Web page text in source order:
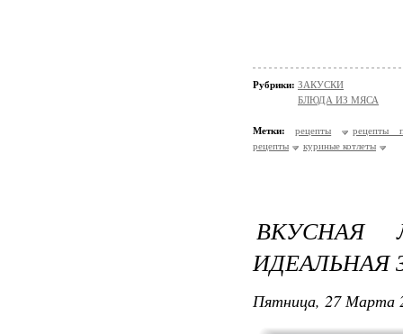
Рубрики: ЗАКУСКИ
БЛЮДА ИЗ МЯСА
Метки: рецепты
рецепты
рецепты
куриные котлеты
ВКУСНАЯ
ИДЕАЛЬНАЯ
Пятница, 27 Марта